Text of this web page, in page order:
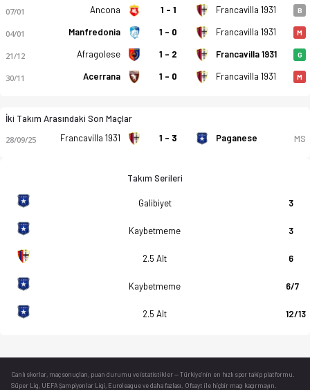
07/01 Ancona 1 - 1 Francavilla 1931 B
04/01 Manfredonia 1 - 0 Francavilla 1931 M
21/12 Afragolese 1 - 2 Francavilla 1931 G
30/11 Acerrana 1 - 0 Francavilla 1931 M
İki Takım Arasındaki Son Maçlar
28/09/25 Francavilla 1931 1 - 3 Paganese MS
Takım Serileri
Galibiyet 3
Kaybetmeme 3
2.5 Alt 6
Kaybetmeme 6/7
2.5 Alt 12/13
Canlı skorlar , maç sonuçları, puan durumu ve istatistikler — Türkiye’nin en hızlı spor takip platformu.
Süper Lig, UEFA Şampiyonlar Ligi, Euroleague ve daha fazlası. Ofsayt ile hiçbir maçı kaçırmayın.